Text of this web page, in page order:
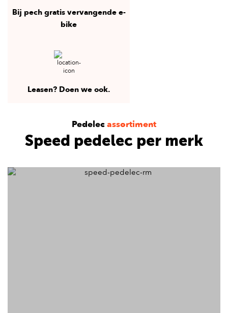
Bij pech gratis vervangende e-
bike
Leasen? Doen we ook.
Pedelecassortiment
Speed pedelec per merk